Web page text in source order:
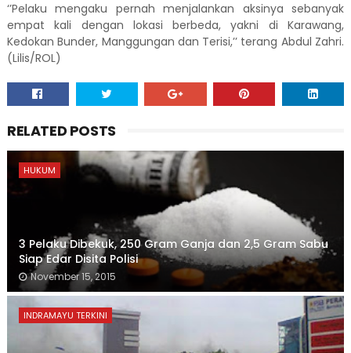
‘’Pelaku mengaku pernah menjalankan aksinya sebanyak
empat kali dengan lokasi berbeda, yakni di Karawang,
Kedokan Bunder, Manggungan dan Terisi,’’ terang Abdul Zahri.
(Lilis/ROL)
RELATED POSTS
HUKUM
3 Pelaku Dibekuk, 250 Gram Ganja dan 2,5 Gram Sabu
Siap Edar Disita Polisi
November 15, 2015
INDRAMAYU TERKINI